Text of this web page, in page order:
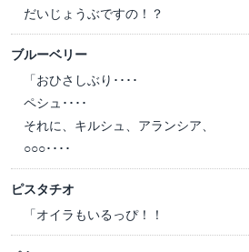
だいじょうぶですの！？
ブルーベリー
「おひさしぶり････
ペシュ････
それに、キルシュ、アランシア、
○○○････
ピスタチオ
「オイラもいるっぴ！！